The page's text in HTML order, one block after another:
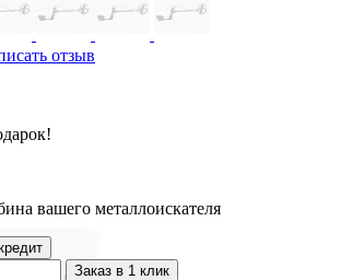
отзыв
вашего металлоискателя
Заказ в 1 клик